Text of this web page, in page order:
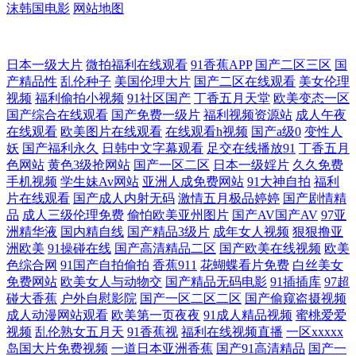
沫韩国电影 网站地图
亚洲欧美激情综合首页 国产亚洲福利在线视频 亚洲区在 国产玖玖新资源
三级影视 国产区熟女 在线激情ab 日韩18精品亚洲 含羞草麻豆污 欧美在线
国产swag在线观看 愉拍自拍一区首页 欧美精品一区二区三区 超碰人人草
人人干 人人超碰干 99欧美午夜一区二 男人天堂av 中文字幕在线观看日本
精品国产尤物 亚洲国产精品综合 国产精品欧 色色97 成全视频在线观看更
新时间 人禽另类在线观看 99超超碰 年轻的搜子3在线观看中文 在线免费
看 精品明星系列 亚洲国产精品国自 国产九九精品 神马影院手机影 成全视
频动漫免费高清 日本亚洲欧洲另类 97超碰资源站 蜜桃91精品 在线观看的
日本一级大片 微拍福利在线观看 91香蕉APP 国产二区三区 国
产精品性 乱伦种子 美国伦理大片 国产二区在线观看 美女伦理
视频 福利偷拍小视频 91社区国产 丁香五月天堂 欧美变态一区
国产综合在线观看 国产免费一级片 福利视频资源站 成人午夜
在线观看 欧美图片在线观看 在线观看h视频 国产a级0 变性人
妖 国产福利永久 日韩中文字幕观看 足交在线播放91 丁香五月
色网站 黄色3级抢网站 国产一区二区 日本一级婬片 久久免费
手机视频 学生妹Av网站 亚洲人成免费网站 91大神自拍 福利
片在线观看 国产成人内射无码 激情五月极品婷婷 国产剧情精
品 成人三级伦理免费 偷怕欧美亚州图片 国产AV国产AV 97亚
洲精华液 国内精自线 国产精品3级片 成年女人视频 狠狠撸亚
洲欧美 91操碰在线 国产高清精品二区 国产欧美在线视频 欧美
色综合网 91国产自拍偷拍 香蕉911 花蝴蝶看片免费 白丝美女
免费网站 欧美女人与动物交 国产精品无码电影 91插插库 97超
碰大香蕉 户外自慰影院 国产一区二区二区 国产偷窥盗摄视频
成人动漫网站观看 欧美第一页夜夜 91成人精品视频 蜜桃爱爱
视频 乱伦熟女五月天 91香蕉视 福利在线视频直播 一区xxxxx
岛国大片免费视频 一道日本亚洲香蕉 国产91高清精品 国产一